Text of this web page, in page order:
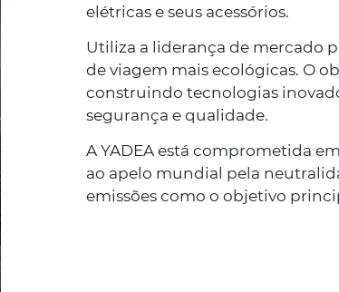
elétricas e seus acessórios.
Utiliza a liderança de mercado
de viagem mais ecológicas. O
construindo tecnologias
segurança e qualidade.
A YADEA está comprometida
ao apelo mundial pela
emissões como o objetivo